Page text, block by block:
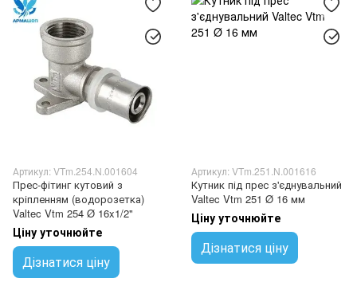
Артикул: VTm.254.N.001604
Прес-фітинг кутовий з
кріпленням (водорозетка)
Valtec Vtm 254 Ø 16x1/2"
Ціну уточнюйте
Дізнатися ціну
Артикул: VTm.251.N.001616
Кутник під прес з'єднувальний
Valtec Vtm 251 Ø 16 мм
Ціну уточнюйте
Дізнатися ціну